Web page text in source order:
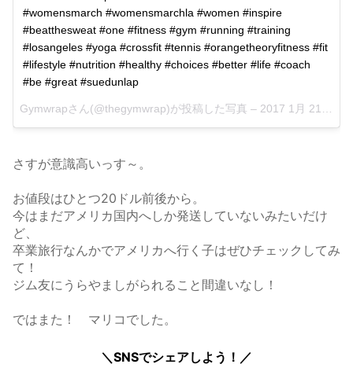
#womensmarch #womensmarchla #women #inspire
#beatthesweat #one #fitness #gym #running #training
#losangeles #yoga #crossfit #tennis #orangetheoryfitness #fit
#lifestyle #nutrition #healthy #choices #better #life #coach
#be #great #suedunlap
Gymwrapさん(@thegymwrap)が投稿した写真 – 2017 1月 21 10:03午後 PST
さすが意識高いっす～。
お値段はひとつ20ドル前後から。
今はまだアメリカ国内へしか発送していないみたいだけ
ど、
卒業旅行なんかでアメリカへ行く子はぜひチェックしてみ
て！
ジム友にうらやましがられること間違いなし！
ではまた！ マリコでした。
＼SNSでシェアしよう！／